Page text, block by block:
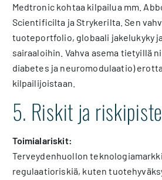
Medtronic kohtaa kilpailua mm.
Scientificilta ja Strykerilta. Sen
tuoteportfolio, globaali jakelukyky
sairaaloihin. Vahva asema tietyillä
diabetes ja neuromodulaatio)
kilpailijoistaan.
5. Riskit ja
Toimialariskit:
Terveydenhuollon
regulaatioriskiä, kuten